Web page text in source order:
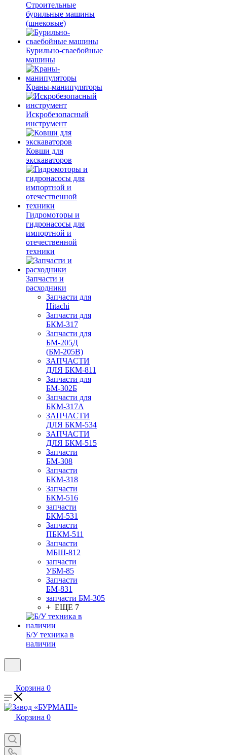
Строительные
бурильные машины
(шнековые)
Бурильно-сваебойные
машины
Краны-манипуляторы
Искробезопасный
инструмент
Ковши для
экскаваторов
Гидромоторы и
гидронасосы для
импортной и
отечественной
техники
Запчасти и
расходники
Запчасти для
Hitachi
Запчасти для
БКМ-317
Запчасти для
БМ-205Д
(БМ-205В)
ЗАПЧАСТИ
ДЛЯ БКМ-811
Запчасти для
БМ-302Б
Запчасти для
БКМ-317А
ЗАПЧАСТИ
ДЛЯ БКМ-534
ЗАПЧАСТИ
ДЛЯ БКМ-515
Запчасти
БМ-308
Запчасти
БКМ-318
Запчасти
БКМ-516
запчасти
БКМ-531
Запчасти
ПБКМ-511
Запчасти
МБШ-812
запчасти
УБМ-85
Запчасти
БМ-831
запчасти БМ-305
+ ЕЩЕ 7
Б/У техника в
наличии
Корзина 0
Корзина 0